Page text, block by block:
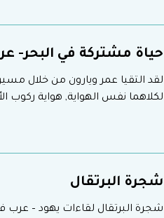
حياة مشتركة في البحر-
لقد التقيا عمر ويارون من خلال
لكلاهما نفس الهواية, هواية ركوب
شجرة البرتقال
شجرة البرتقال لقاءات يهود – عرب